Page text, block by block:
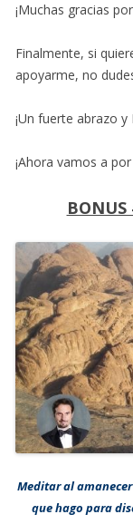
¡Muchas gracias
Finalmente, si
apoyarme, no
¡Un fuerte abrazo y
¡Ahora vamos a
Meditar al
que hago para